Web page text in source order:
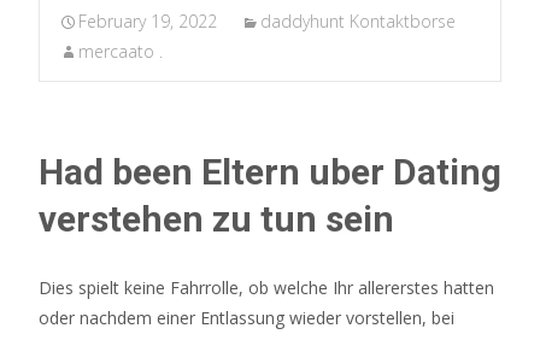
February 19, 2022
daddyhunt Kontaktborse
mercaato .
Had been Eltern uber Dating
verstehen zu tun sein
Dies spielt keine Fahrrolle, ob welche Ihr allererstes hatten
oder nachdem einer Entlassung wieder vorstellen, bei